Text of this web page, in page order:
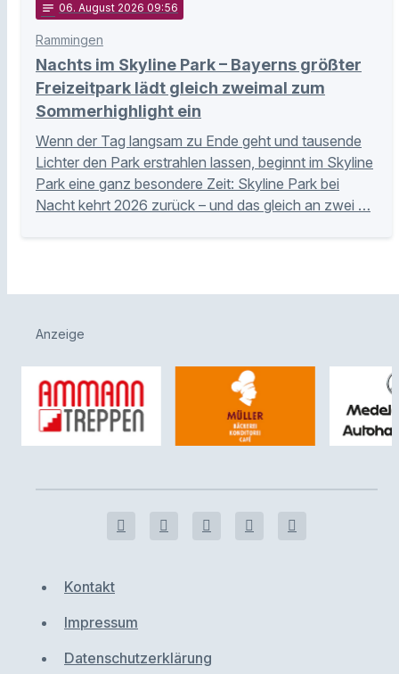
notes 06. August 2026 09:56
Rammingen
Nachts im Skyline Park – Bayerns größter
Freizeitpark lädt gleich zweimal zum
Sommerhighlight ein
Wenn der Tag langsam zu Ende geht und tausende
Lichter den Park erstrahlen lassen, beginnt im Skyline
Park eine ganz besondere Zeit: Skyline Park bei
Nacht kehrt 2026 zurück – und das gleich an zwei …
Anzeige
Kontakt
Impressum
Datenschutzerklärung